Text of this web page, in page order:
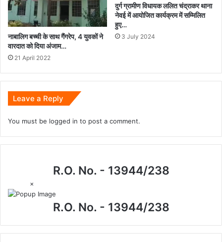
नाबालिग बच्ची के साथ गैंगरेप, 4 युवकों ने
वारदात को दिया अंजाम…
21 April 2022
दुर्ग ग्रामीण विधायक ललित चंद्राकर थाना
नेवई में आयोजित कार्यक्रम में सम्मिलित
हुए…
3 July 2024
Leave a Reply
You must be logged in to post a comment.
R.O. No. - 13944/238
×
R.O. No. - 13944/238